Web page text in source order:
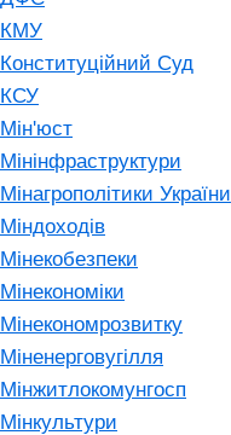
КМУ
Конституційний Суд
КСУ
Мін'юст
Мінінфраструктури
Мінагрополітики України
Міндоходів
Мінекобезпеки
Мінекономіки
Мінекономрозвитку
Міненерговугілля
Мінжитлокомунгосп
Мінкультури